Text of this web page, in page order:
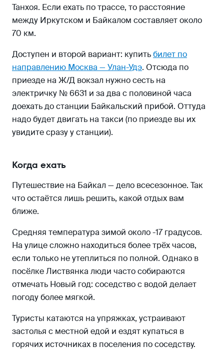
Танхоя. Если ехать по трассе, то расстояние
между Иркутском и Байкалом составляет около
70 км.
Доступен и второй вариант: купитьбилет по
направлению Москва — Улан-Удэ. Отсюда по
приезде на Ж/Д вокзал нужно сесть на
электричку № 6631 и за два с половиной часа
доехать до станции Байкальский прибой. Оттуда
надо будет двигать на такси (по приезде вы их
увидите сразу у станции).
Когда ехать
Путешествие на Байкал — дело всесезонное. Так
что остаётся лишь решить, какой отдых вам
ближе.
Средняя температура зимой около -17 градусов.
На улице сложно находиться более трёх часов,
если только не утеплиться по полной. Однако в
посёлке Листвянка люди часто собираются
отмечать Новый год: соседство с водой делает
погоду более мягкой.
Туристы катаются на упряжках, устраивают
застолья с местной едой и ездят купаться в
горячих источниках в поселения по соседству.